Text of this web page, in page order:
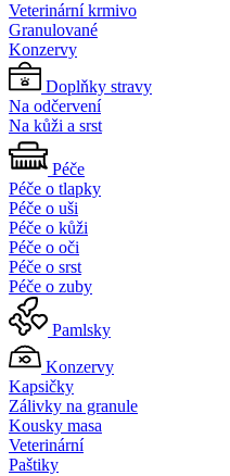
Veterinární krmivo
Granulované
Konzervy
Doplňky stravy
Na odčervení
Na kůži a srst
Péče
Péče o tlapky
Péče o uši
Péče o kůži
Péče o oči
Péče o srst
Péče o zuby
Pamlsky
Konzervy
Kapsičky
Zálivky na granule
Kousky masa
Veterinární
Paštiky